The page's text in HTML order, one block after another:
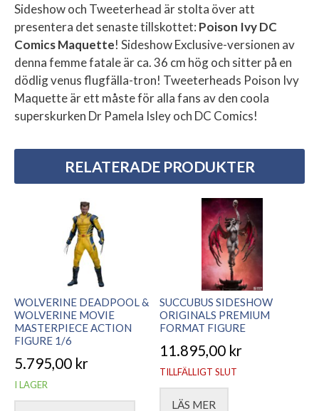
Sideshow och Tweeterhead är stolta över att
presentera det senaste tillskottet: Poison Ivy DC
Comics Maquette! Sideshow Exclusive-versionen av
denna femme fatale är ca. 36 cm hög och sitter på en
dödlig venus flugfälla-tron! Tweeterheads Poison Ivy
Maquette är ett måste för alla fans av den coola
superskurken Dr Pamela Isley och DC Comics!
RELATERADE PRODUKTER
WOLVERINE DEADPOOL &
WOLVERINE MOVIE
MASTERPIECE ACTION
FIGURE 1/6
5.795,00 kr
I LAGER
SUCCUBUS SIDESHOW
ORIGINALS PREMIUM
FORMAT FIGURE
11.895,00 kr
TILLFÄLLIGT SLUT
LÄS MER